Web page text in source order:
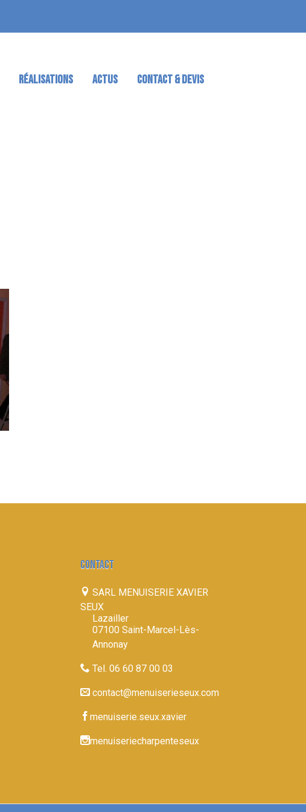
RÉALISATIONS ACTUS CONTACT & DEVIS
CONTACT
SARL MENUISERIE XAVIER
SEUX
Lazailler
07100 Saint-Marcel-Lès-
Annonay
Tel. 06 60 87 00 03
contact@menuiserieseux.com
menuiserie.seux.xavier
menuiseriecharpenteseux